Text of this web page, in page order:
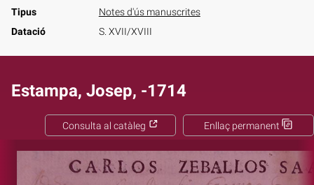
Tipus
Notes d'ús manuscrites
Datació
S. XVII/XVIII
Estampa, Josep, -1714
Enllaç permanent
Consulta al catàleg